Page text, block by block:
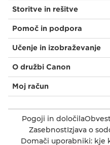
Storitve in rešitve
Pomoč in podpora
Učenje in izobraževanje
O družbi Canon
Moj račun
Pogoji in določila
ZasebnostIzjava o
Domači uporabniki: kje